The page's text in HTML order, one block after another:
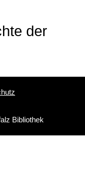
der
Bibliothek